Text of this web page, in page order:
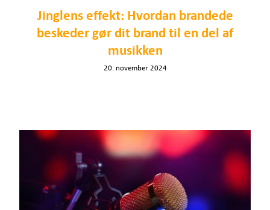
Jinglens effekt: Hvordan brandede
beskeder gør dit brand til en del af
musikken
20. november 2024